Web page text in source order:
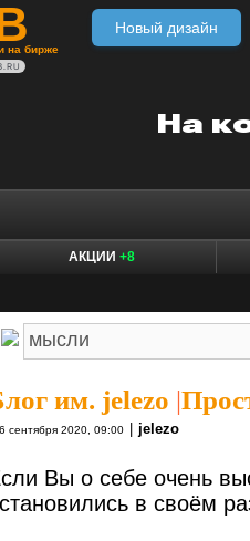
на бирже
Новый дизайн
АКЦИИ +8
им. jelezo |
сентября 2020, 09:00 jelezo
Вы о себе очень
в своём